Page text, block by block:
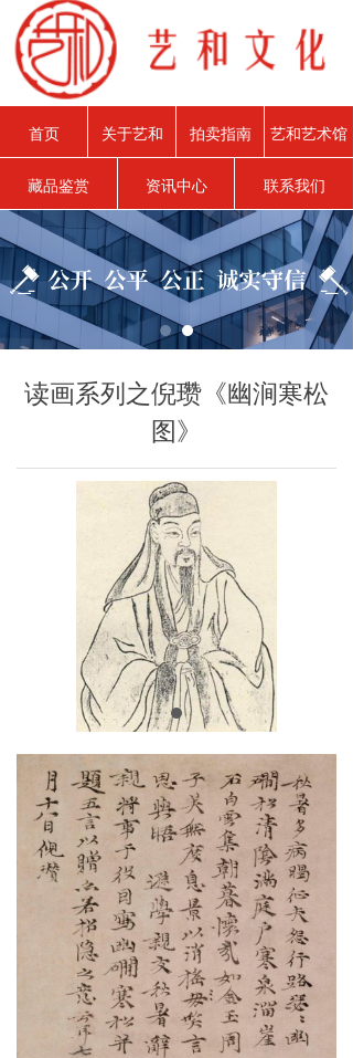
首页 关于艺和 拍卖指南 艺和艺术馆
藏品鉴赏 资讯中心 联系我们
读画系列之倪瓒《幽涧寒松
图》